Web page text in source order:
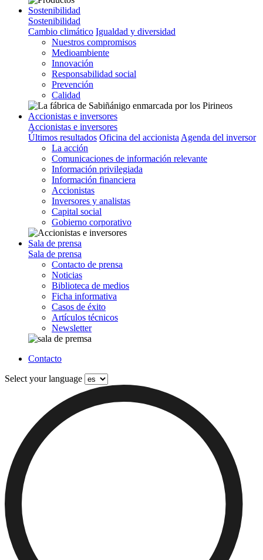
Sostenibilidad
Sostenibilidad
Cambio climático Igualdad y diversidad
Nuestros compromisos
Medioambiente
Innovación
Responsabilidad social
Prevención
Calidad
Accionistas e inversores
Accionistas e inversores
Últimos resultados Oficina del accionista Agenda del inversor
La acción
Comunicaciones de información relevante
Información privilegiada
Información financiera
Accionistas
Inversores y analistas
Capital social
Gobierno corporativo
Sala de prensa
Sala de prensa
Contacto de prensa
Noticias
Biblioteca de medios
Ficha informativa
Casos de éxito
Artículos técnicos
Newsletter
Contacto
Select your language